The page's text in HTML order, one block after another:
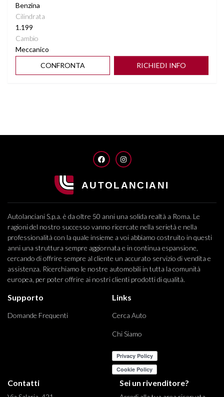
Benzina
Cilindrata
1.199
Cambio
Meccanico
CONFRONTA
RICHIEDI INFO
FACEBOOKINSTAGRAM
Autolanciani S.p.a. è da oltre 50 anni una solida realtà a Roma. Le
ragioni del nostro successo vanno ricercate nella serietà e nella
professionalità con la quale insieme a voi abbiamo costruito in questi
anni una struttura sempre aggiornata e in continua espansione,
cercando di offrire sempre al cliente un accurato servizio di vendita e
assistenza. Ricerchiamo le nostre automobili in tutta la comunità
europea, per poter offrire ai nostri clienti prodotti di qualità.
Supporto
Domande Frequenti
Links
Cerca Auto
Chi Siamo
Contatti Sei un rivenditore?